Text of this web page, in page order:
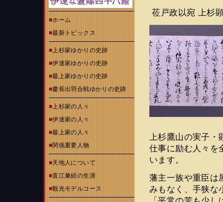
■ホーム
■最新トピックス
■上杉家ゆかりの史跡
■伊達家ゆかりの史跡
■最上家ゆかりの史跡
■慶長出羽合戦ゆかりの史跡
■上杉家の人々
■伊達家の人々
■最上家の人々
■関係重要人物
■天地人について
■直江兼続の生涯
■観光モデルコース
莅戸政以宛 上杉
上杉鷹山の実子・
仕事に励む人々を
います。
藩主一族や重臣は
みもなく、手狭な